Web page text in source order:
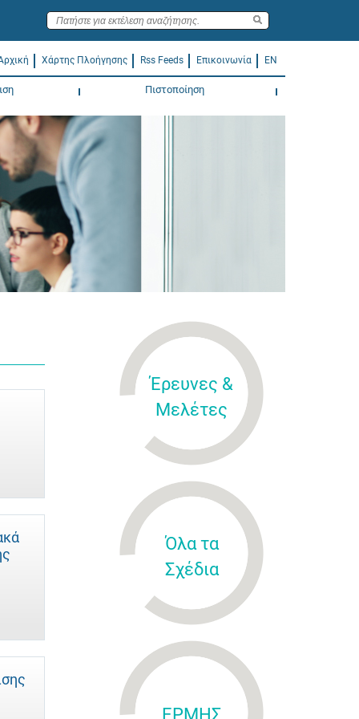
Χάρτης Πλοήγησης Rss Feeds Επικοινωνία EN
Πιστοποίηση
Έρευνες &
Μελέτες
Όλα τα
Σχέδια
ΕΡΜΗΣ